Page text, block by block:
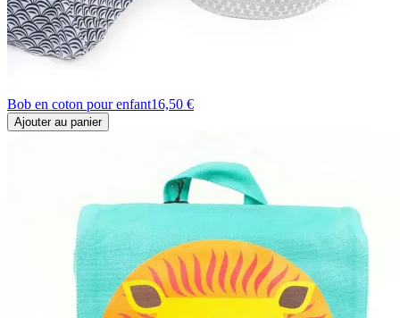
Bob en coton pour enfant16,50 €
Ajouter au panier